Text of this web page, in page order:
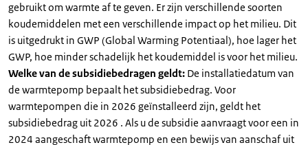
gebruikt om warmte af te geven. Er zijn verschillende soorten
koudemiddelen met een verschillende impact op het milieu. Dit
is uitgedrukt in GWP (Global Warming Potentiaal), hoe lager het
GWP, hoe minder schadelijk het koudemiddel is voor het milieu.
Welke van de subsidiebedragen geldt: De installatiedatum van
de warmtepomp bepaalt het subsidiebedrag. Voor
warmtepompen die in 2026 geïnstalleerd zijn, geldt het
subsidiebedrag uit 2026 . Als u de subsidie aanvraagt voor een in
2024 aangeschaft warmtepomp en een bewijs van aanschaf uit